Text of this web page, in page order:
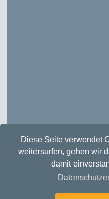
Diese Seite verwendet
weitersurfen, gehen wir
damit